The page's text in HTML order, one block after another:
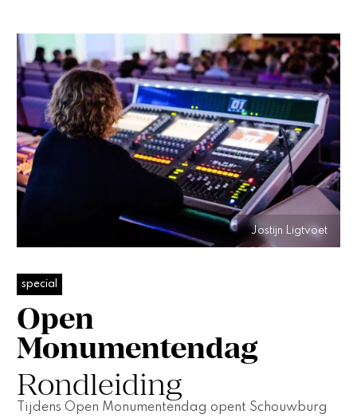
Open
Monumentendag
Rondleiding
special
Tijdens Open Monumentendag opent Schouwburg
Jostijn Ligtvoet